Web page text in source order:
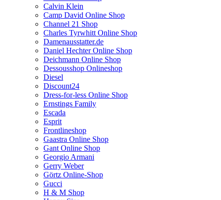
Calvin Klein
Camp David Online Shop
Channel 21 Shop
Charles Tyrwhitt Online Shop
Damenausstatter.de
Daniel Hechter Online Shop
Deichmann Online Shop
Dessousshop Onlineshop
Diesel
Discount24
Dress-for-less Online Shop
Ernstings Family
Escada
Esprit
Frontlineshop
Gaastra Online Shop
Gant Online Shop
Georgio Armani
Gerry Weber
Görtz Online-Shop
Gucci
H & M Shop